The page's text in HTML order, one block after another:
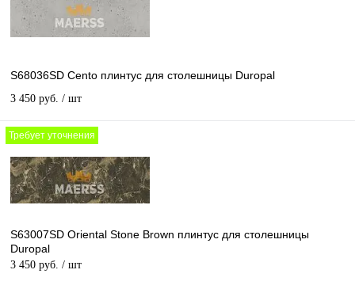
S68036SD Cento плинтус для столешницы Duropal
3 450 руб. / шт
Требует уточнения
S63007SD Oriental Stone Brown плинтус для столешницы
Duropal
3 450 руб. / шт